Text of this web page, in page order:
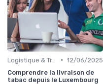
• 12/06/2025
Comprendre la livraison de
tabac depuis le Luxembourg